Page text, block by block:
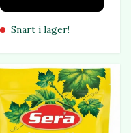
Snart i lager!